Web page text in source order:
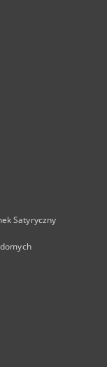
Satyryczny